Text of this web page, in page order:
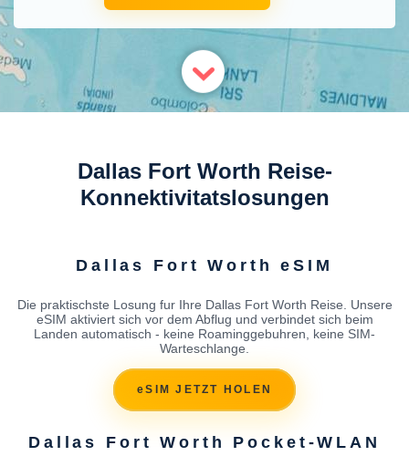
Dallas Fort Worth Reise-
Konnektivitatslosungen
Dallas Fort Worth eSIM
Die praktischste Losung fur Ihre Dallas Fort Worth Reise. Unsere
eSIM aktiviert sich vor dem Abflug und verbindet sich beim
Landen automatisch - keine Roaminggebuhren, keine SIM-
Warteschlange.
eSIM JETZT HOLEN
Dallas Fort Worth Pocket-WLAN